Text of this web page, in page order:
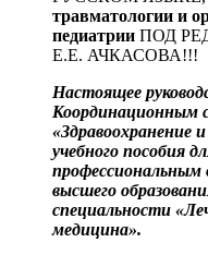
травматологии и
педиатрии ПОД
Е.Е. АЧКАСОВА!!!
Настоящее
Координационным
«Здравоохранение
учебного пособия
профессиональным
высшего
специальности
медицина».